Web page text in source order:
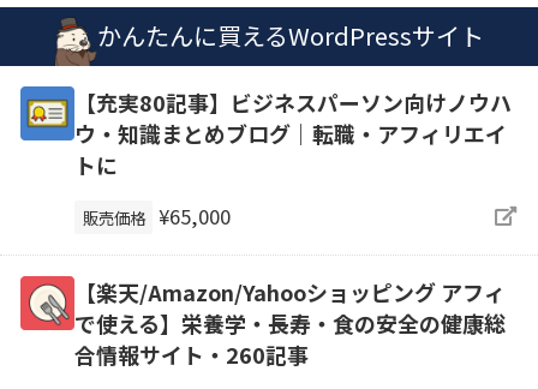
かんたんに買えるWordPressサイト
【充実80記事】ビジネスパーソン向けノウハ
ウ・知識まとめブログ｜転職・アフィリエイ
トに
販売価格 ¥65,000
【楽天/Amazon/Yahooショッピング アフィ
で使える】栄養学・長寿・食の安全の健康総
合情報サイト・260記事